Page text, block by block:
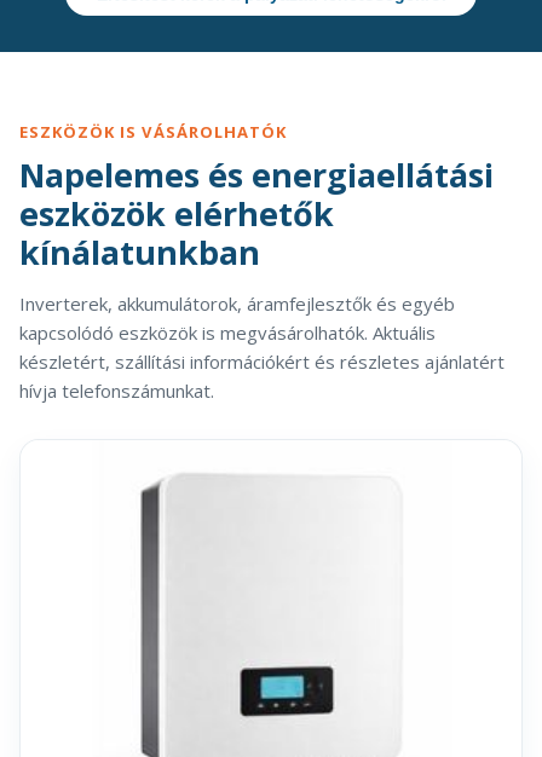
ESZKÖZÖK IS VÁSÁROLHATÓK
Napelemes és energiaellátási
eszközök elérhetők
kínálatunkban
Inverterek, akkumulátorok, áramfejlesztők és egyéb
kapcsolódó eszközök is megvásárolhatók. Aktuális
készletért, szállítási információkért és részletes ajánlatért
hívja telefonszámunkat.